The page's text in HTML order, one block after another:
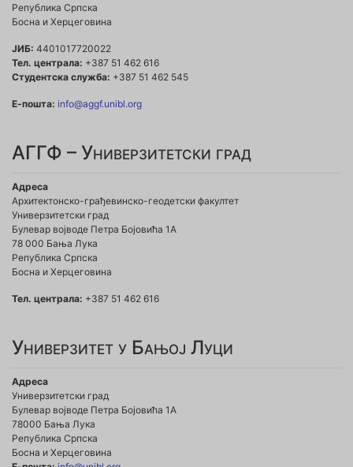
Република Српска
Босна и Херцеговина
ЈИБ: 4401017720022
Тел. централа: +387 51 462 616
Студентска служба: +387 51 462 545
Е-пошта: info@aggf.unibl.org
АГГФ – Универзитетски град
Адреса
Архитектонско-грађевинско-геодетски факултет
Универзитетски град
Булевар војводе Петра Бојовића 1A
78 000 Бања Лука
Република Српска
Босна и Херцеговина
Тел. централа: +387 51 462 616
Универзитет у Бањој Луци
Адреса
Универзитетски град
Булевар војводе Петра Бојовића 1А
78000 Бања Лука
Република Српска
Босна и Херцеговина